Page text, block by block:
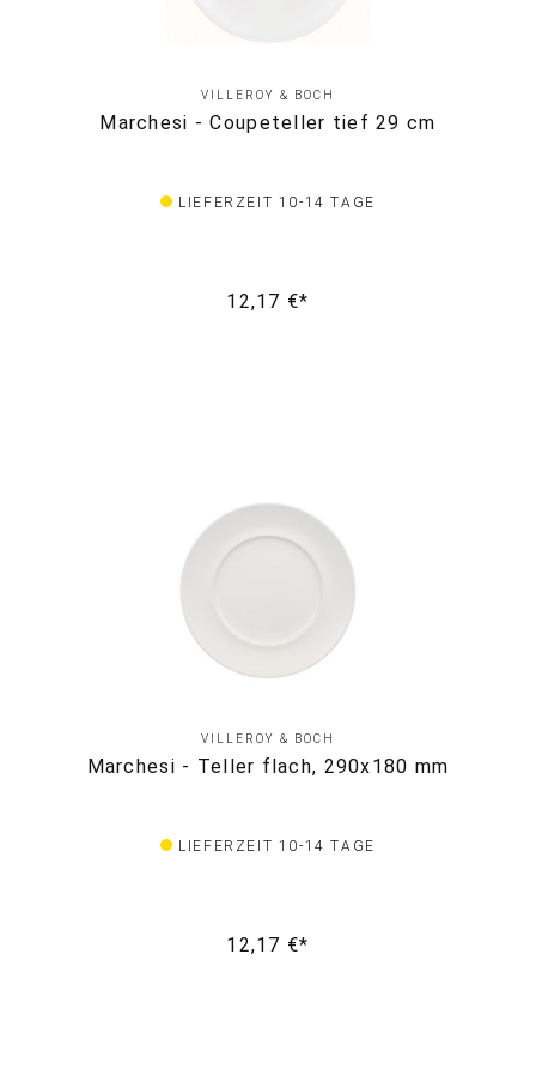
VILLEROY & BOCH
Marchesi - Coupeteller tief 29 cm
LIEFERZEIT 10-14 TAGE
12,17 €*
VILLEROY & BOCH
Marchesi - Teller flach, 290x180 mm
LIEFERZEIT 10-14 TAGE
12,17 €*